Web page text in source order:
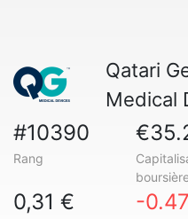
Qatari
Medical
#10390
Rang
0,31 € -